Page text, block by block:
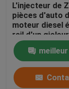
L'injecteur de
pièces d'auto
moteur diesel
rail d'un gicleur
commun pour